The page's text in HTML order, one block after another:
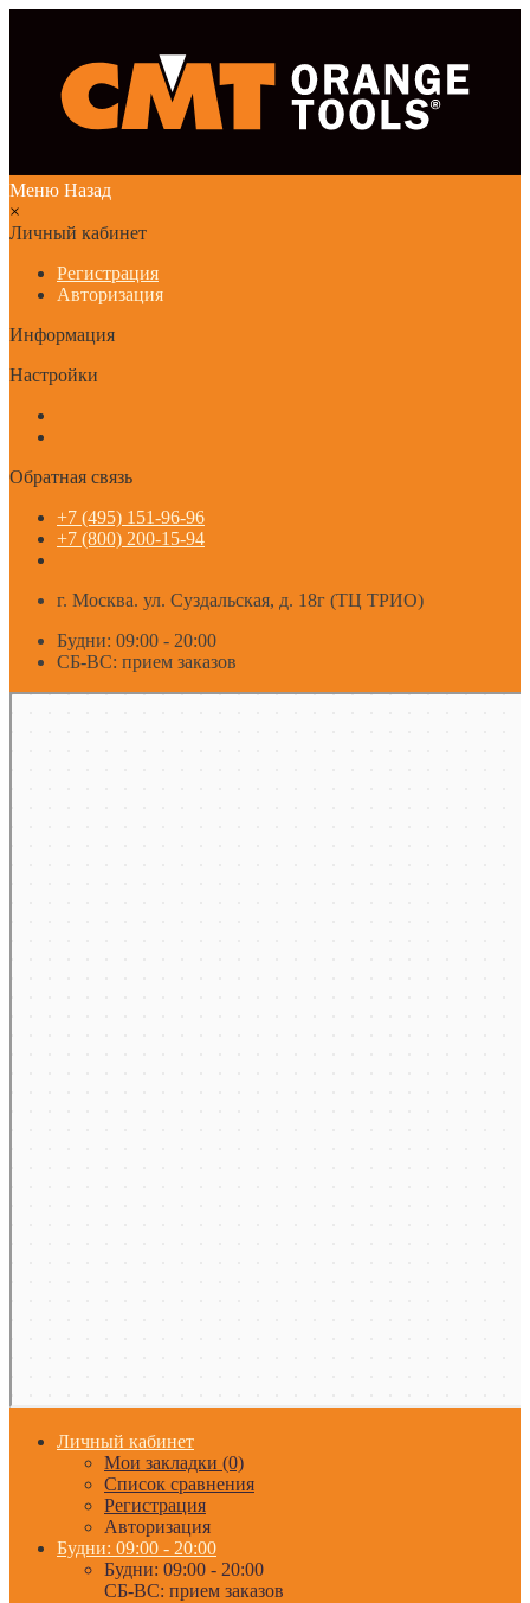
Меню Назад
×
Личный кабинет
Регистрация
Авторизация
Информация
Настройки
Обратная связь
+7 (495) 151-96-96
+7 (800) 200-15-94
г. Москва. ул. Суздальская, д. 18г (ТЦ ТРИО)
Будни: 09:00 - 20:00
СБ-ВС: прием заказов
Личный кабинет
Мои закладки (0)
Список сравнения
Регистрация
Авторизация
Будни: 09:00 - 20:00
Будни: 09:00 - 20:00
СБ-ВС: прием заказов